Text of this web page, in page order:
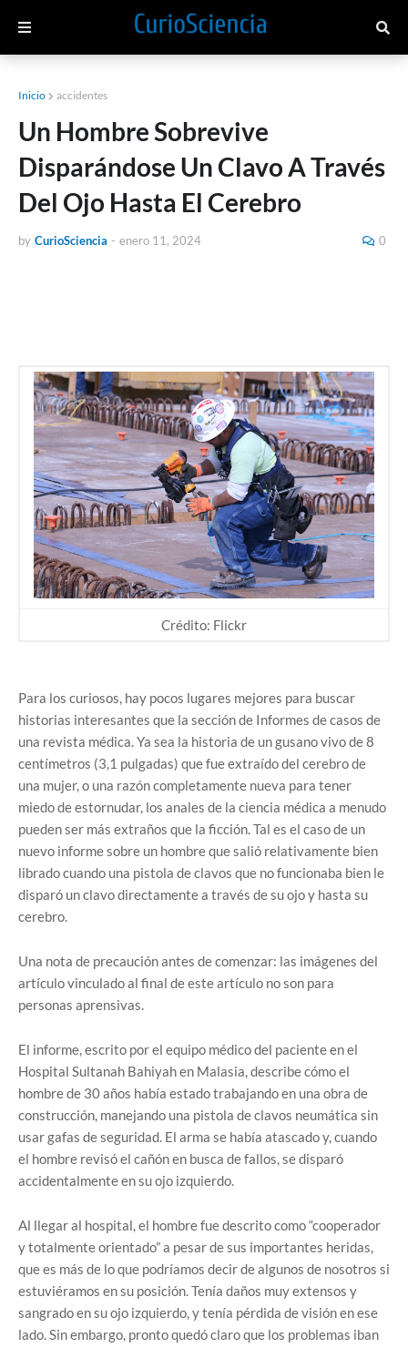
Inicio accidentes
Un Hombre Sobrevive
Disparándose Un Clavo A Través
Del Ojo Hasta El Cerebro
by CurioSciencia - enero 11, 2024 0
Crédito: Flickr
Para los curiosos, hay pocos lugares mejores para buscar
historias interesantes que la sección de Informes de casos de
una revista médica. Ya sea la historia de un gusano vivo de 8
centímetros (3,1 pulgadas) que fue extraído del cerebro de
una mujer, o una razón completamente nueva para tener
miedo de estornudar, los anales de la ciencia médica a menudo
pueden ser más extraños que la ficción. Tal es el caso de un
nuevo informe sobre un hombre que salió relativamente bien
librado cuando una pistola de clavos que no funcionaba bien le
disparó un clavo directamente a través de su ojo y hasta su
cerebro.
Una nota de precaución antes de comenzar: las imágenes del
artículo vinculado al final de este artículo no son para
personas aprensivas.
El informe, escrito por el equipo médico del paciente en el
Hospital Sultanah Bahiyah en Malasia, describe cómo el
hombre de 30 años había estado trabajando en una obra de
construcción, manejando una pistola de clavos neumática sin
usar gafas de seguridad. El arma se había atascado y, cuando
el hombre revisó el cañón en busca de fallos, se disparó
accidentalmente en su ojo izquierdo.
Al llegar al hospital, el hombre fue descrito como “cooperador
y totalmente orientado” a pesar de sus importantes heridas,
que es más de lo que podríamos decir de algunos de nosotros si
estuviéramos en su posición. Tenía daños muy extensos y
sangrado en su ojo izquierdo, y tenía pérdida de visión en ese
lado. Sin embargo, pronto quedó claro que los problemas iban